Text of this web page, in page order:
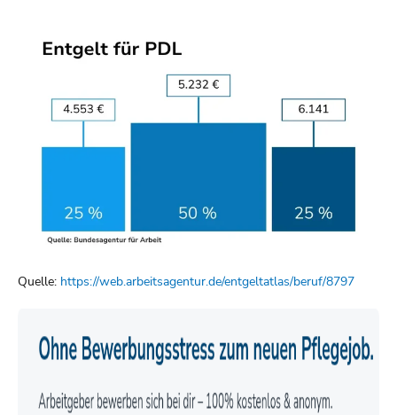
Quelle: https://web.arbeitsagentur.de/entgeltatlas/beruf/8797